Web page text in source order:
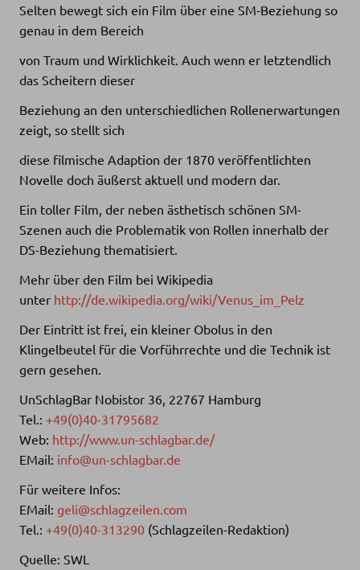
Selten bewegt sich ein Film über eine SM-Beziehung so
genau in dem Bereich
von Traum und Wirklichkeit. Auch wenn er letztendlich
das Scheitern dieser
Beziehung an den unterschiedlichen Rollenerwartungen
zeigt, so stellt sich
diese filmische Adaption der 1870 veröffentlichten
Novelle doch äußerst aktuell und modern dar.
Ein toller Film, der neben ästhetisch schönen SM-
Szenen auch die Problematik von Rollen innerhalb der
DS-Beziehung thematisiert.
Mehr über den Film bei Wikipedia
unter http://de.wikipedia.org/wiki/Venus_im_Pelz
Der Eintritt ist frei, ein kleiner Obolus in den
Klingelbeutel für die Vorführrechte und die Technik ist
gern gesehen.
UnSchlagBar Nobistor 36, 22767 Hamburg
Tel.: +49(0)40-31795682
Web: http://www.un-schlagbar.de/
EMail: info@un-schlagbar.de
Für weitere Infos:
EMail: geli@schlagzeilen.com
Tel.: +49(0)40-313290 (Schlagzeilen-Redaktion)
Quelle: SWL